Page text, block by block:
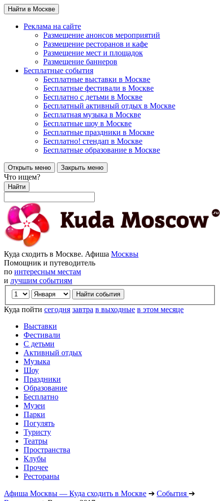
Найти в Москве
Реклама на сайте
Размещение анонсов мероприятий
Размещение ресторанов и кафе
Размещение мест и площадок
Размещение баннеров
Бесплатные события
Бесплатные выставки в Москве
Бесплатные фестивали в Москве
Бесплатно с детьми в Москве
Бесплатный активный отдых в Москве
Бесплатная музыка в Москве
Бесплатные шоу в Москве
Бесплатные праздники в Москве
Бесплатно! стендап в Москве
Бесплатные образование в Москве
Открыть меню Закрыть меню
Что ищем?
Найти
Куда сходить в Москве. Афиша Москвы
Помощник и путеводитель
по интересным местам
и лучшим событиям
Куда пойти сегодня завтра в выходные в этом месяце
Выставки
Фестивали
С детьми
Активный отдых
Музыка
Шоу
Праздники
Образование
Бесплатно
Музеи
Парки
Погулять
Туристу
Театры
Пространства
Клубы
Прочее
Рестораны
Афиша Москвы — Куда сходить в Москве ➔ События ➔